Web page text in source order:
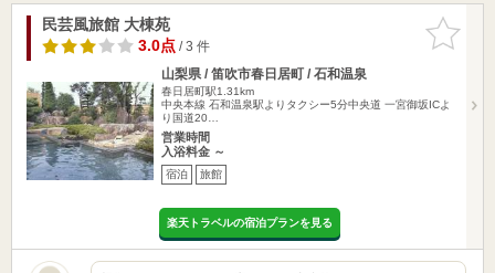
お気に入
りに追加
民芸風旅館 大棟苑
3.0点/ 3 件
山梨県 / 笛吹市春日居町 / 石和温泉
春日居町駅1.31km
中央本線 石和温泉駅よりタクシー5分中央道 一宮御坂ICよ
り国道20…
営業時間
入浴料金 ～
宿泊 旅館
楽天トラベルの宿泊プランを見る